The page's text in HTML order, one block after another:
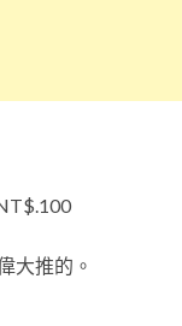
大推的。